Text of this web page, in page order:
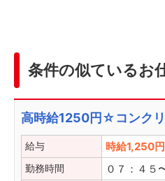
条件の似ているお
高時給1250円☆コンク
給与 時給1,250円
勤務時間 ０７：４５